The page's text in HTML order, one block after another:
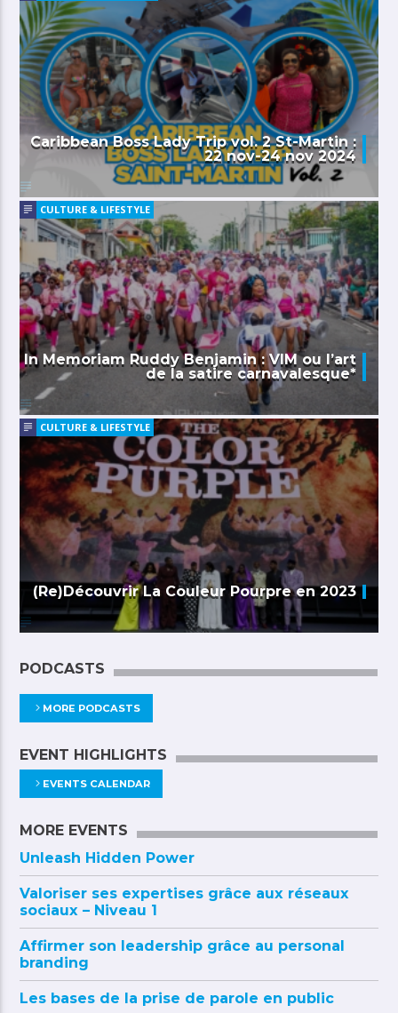
Caribbean Boss Lady Trip vol. 2 St-Martin :
22 nov-24 nov 2024
CULTURE & LIFESTYLE
In Memoriam Ruddy Benjamin : VIM ou l’art
de la satire carnavalesque*
CULTURE & LIFESTYLE
(Re)Découvrir La Couleur Pourpre en 2023
PODCASTS
MORE PODCASTS
EVENT HIGHLIGHTS
EVENTS CALENDAR
MORE EVENTS
Unleash Hidden Power
Valoriser ses expertises grâce aux réseaux
sociaux – Niveau 1
Affirmer son leadership grâce au personal
branding
Les bases de la prise de parole en public